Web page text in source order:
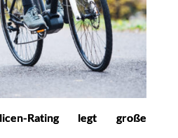
Rating legt große